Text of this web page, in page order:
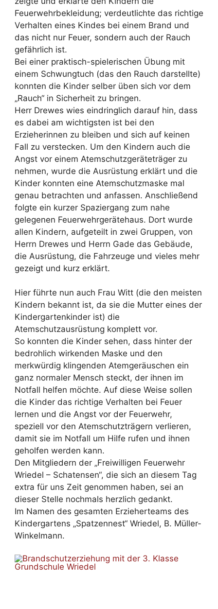
Feuerwehrbekleidung; verdeutlichte das richtige
Verhalten eines Kindes bei einem Brand und
das nicht nur Feuer, sondern auch der Rauch
gefährlich ist.
Bei einer praktisch-spielerischen Übung mit
einem Schwungtuch (das den Rauch darstellte)
konnten die Kinder selber üben sich vor dem
„Rauch“ in Sicherheit zu bringen.
Herr Drewes wies eindringlich darauf hin, dass
es dabei am wichtigsten ist bei den
Erzieherinnen zu bleiben und sich auf keinen
Fall zu verstecken. Um den Kindern auch die
Angst vor einem Atemschutzgeräteträger zu
nehmen, wurde die Ausrüstung erklärt und die
Kinder konnten eine Atemschutzmaske mal
genau betrachten und anfassen. Anschließend
folgte ein kurzer Spaziergang zum nahe
gelegenen Feuerwehrgerätehaus. Dort wurde
allen Kindern, aufgeteilt in zwei Gruppen, von
Herrn Drewes und Herrn Gade das Gebäude,
die Ausrüstung, die Fahrzeuge und vieles mehr
gezeigt und kurz erklärt.
Hier führte nun auch Frau Witt (die den meisten
Kindern bekannt ist, da sie die Mutter eines der
Kindergartenkinder ist) die
Atemschutzausrüstung komplett vor.
So konnten die Kinder sehen, dass hinter der
bedrohlich wirkenden Maske und den
merkwürdig klingenden Atemgeräuschen ein
ganz normaler Mensch steckt, der ihnen im
Notfall helfen möchte. Auf diese Weise sollen
die Kinder das richtige Verhalten bei Feuer
lernen und die Angst vor der Feuerwehr,
speziell vor den Atemschutzträgern verlieren,
damit sie im Notfall um Hilfe rufen und ihnen
geholfen werden kann.
Den Mitgliedern der „Freiwilligen Feuerwehr
Wriedel – Schatensen“, die sich an diesem Tag
extra für uns Zeit genommen haben, sei an
dieser Stelle nochmals herzlich gedankt.
Im Namen des gesamten Erzieherteams des
Kindergartens „Spatzennest“ Wriedel, B. Müller-
Winkelmann.